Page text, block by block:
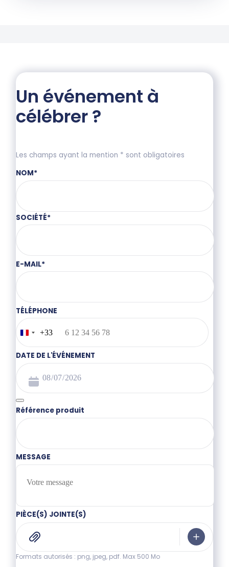
Un événement à
célébrer ?
Les champs ayant la mention * sont obligatoires
NOM*
SOCIÉTÉ*
E-MAIL*
TÉLÉPHONE
France+33
DATE DE L'ÉVÉNEMENT
Référence produit
MESSAGE
PIÈCE(S) JOINTE(S)
Formats autorisés : png, jpeg, pdf. Max 500 Mo